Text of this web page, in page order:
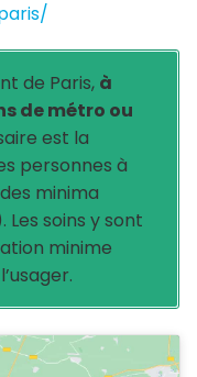
de Paris, à
de métro ou
est la
personnes à
minima
soins y sont
minime